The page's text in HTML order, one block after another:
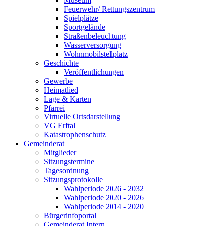
Feuerwehr/ Rettungszentrum
Spielplätze
Sportgelände
Straßenbeleuchtung
Wasserversorgung
Wohnmobilstellplatz
Geschichte
Veröffentlichungen
Gewerbe
Heimatlied
Lage & Karten
Pfarrei
Virtuelle Ortsdarstellung
VG Erftal
Katastrophenschutz
Gemeinderat
Mitglieder
Sitzungstermine
Tagesordnung
Sitzungsprotokolle
Wahlperiode 2026 - 2032
Wahlperiode 2020 - 2026
Wahlperiode 2014 - 2020
Bürgerinfoportal
Gemeinderat Intern